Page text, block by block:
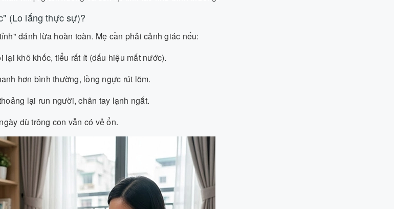
(Lo lắng thực sự)?
đánh lừa hoàn toàn. Mẹ cần phải cảnh giác nếu:
lại khô khốc, tiểu rất ít (dấu hiệu mất nước).
hơn bình thường, lồng ngực rút lõm.
lại run người, chân tay lạnh ngắt.
dù trông con vẫn có vẻ ổn.